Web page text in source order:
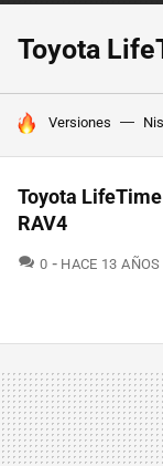
Toyota
HOY SE HABLA DE
Versiones
Toyota
RAV4
0 COMENTARIOS
HACE 13 AÑOS